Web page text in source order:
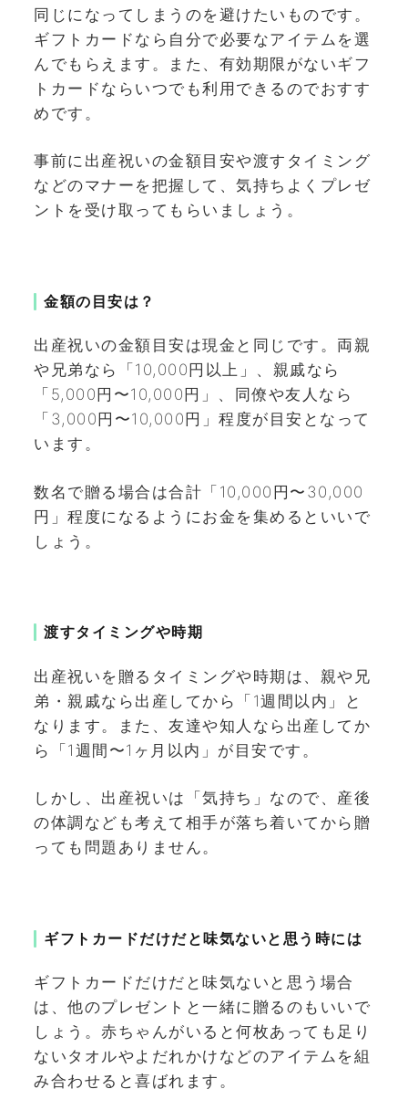
同じになってしまうのを避けたいものです。
ギフトカードなら自分で必要なアイテムを選
んでもらえます。また、有効期限がないギフ
トカードならいつでも利用できるのでおすす
めです。
事前に出産祝いの金額目安や渡すタイミング
などのマナーを把握して、気持ちよくプレゼ
ントを受け取ってもらいましょう。
金額の目安は？
出産祝いの金額目安は現金と同じです。両親
や兄弟なら「10,000円以上」、親戚なら
「5,000円〜10,000円」、同僚や友人なら
「3,000円〜10,000円」程度が目安となって
います。
数名で贈る場合は合計「10,000円〜30,000
円」程度になるようにお金を集めるといいで
しょう。
渡すタイミングや時期
出産祝いを贈るタイミングや時期は、親や兄
弟・親戚なら出産してから「1週間以内」と
なります。また、友達や知人なら出産してか
ら「1週間〜1ヶ月以内」が目安です。
しかし、出産祝いは「気持ち」なので、産後
の体調なども考えて相手が落ち着いてから贈
っても問題ありません。
ギフトカードだけだと味気ないと思う時には
ギフトカードだけだと味気ないと思う場合
は、他のプレゼントと一緒に贈るのもいいで
しょう。赤ちゃんがいると何枚あっても足り
ないタオルやよだれかけなどのアイテムを組
み合わせると喜ばれます。